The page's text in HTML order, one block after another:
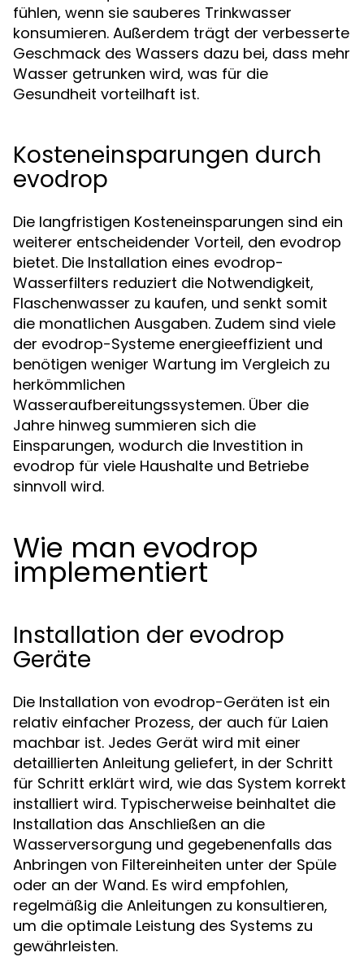
fühlen, wenn sie sauberes Trinkwasser
konsumieren. Außerdem trägt der verbesserte
Geschmack des Wassers dazu bei, dass mehr
Wasser getrunken wird, was für die
Gesundheit vorteilhaft ist.
Kosteneinsparungen durch
evodrop
Die langfristigen Kosteneinsparungen sind ein
weiterer entscheidender Vorteil, den evodrop
bietet. Die Installation eines evodrop-
Wasserfilters reduziert die Notwendigkeit,
Flaschenwasser zu kaufen, und senkt somit
die monatlichen Ausgaben. Zudem sind viele
der evodrop-Systeme energieeffizient und
benötigen weniger Wartung im Vergleich zu
herkömmlichen
Wasseraufbereitungssystemen. Über die
Jahre hinweg summieren sich die
Einsparungen, wodurch die Investition in
evodrop für viele Haushalte und Betriebe
sinnvoll wird.
Wie man evodrop
implementiert
Installation der evodrop
Geräte
Die Installation von evodrop-Geräten ist ein
relativ einfacher Prozess, der auch für Laien
machbar ist. Jedes Gerät wird mit einer
detaillierten Anleitung geliefert, in der Schritt
für Schritt erklärt wird, wie das System korrekt
installiert wird. Typischerweise beinhaltet die
Installation das Anschließen an die
Wasserversorgung und gegebenenfalls das
Anbringen von Filtereinheiten unter der Spüle
oder an der Wand. Es wird empfohlen,
regelmäßig die Anleitungen zu konsultieren,
um die optimale Leistung des Systems zu
gewährleisten.